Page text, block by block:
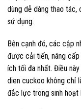
dùng dễ dàng thao tác,
sử dụng.
Bên cạnh đó, các cập
được cải tiến, nâng
ích tối đa nhất. Điều
dien cuckoo không chỉ
đắc lực trong sinh hoạt